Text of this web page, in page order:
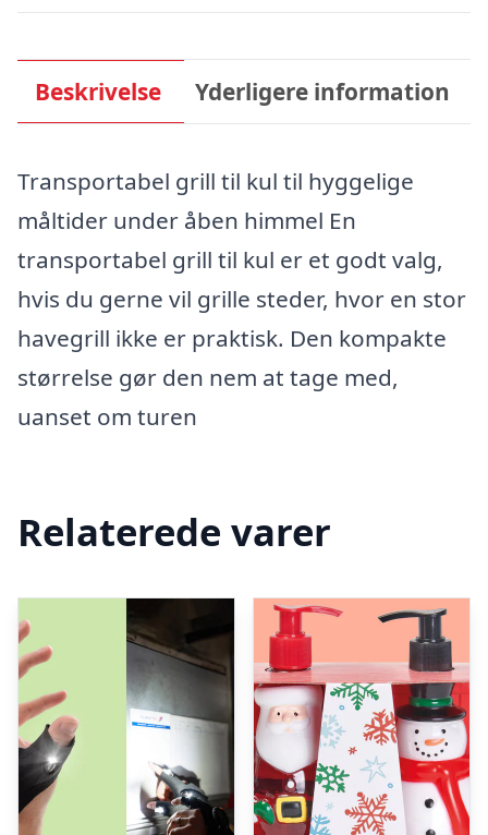
Beskrivelse Yderligere information
Transportabel grill til kul til hyggelige
måltider under åben himmel En
transportabel grill til kul er et godt valg,
hvis du gerne vil grille steder, hvor en stor
havegrill ikke er praktisk. Den kompakte
størrelse gør den nem at tage med,
uanset om turen
Relaterede varer